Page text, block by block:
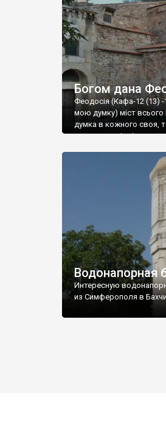
Богом дана
Феодосія (Кафа-12 (13) -
мою думку) міст всього
думка в кожного своя,
запрошую відвідати це
Водонапорная
Интересную
из Симферополя в